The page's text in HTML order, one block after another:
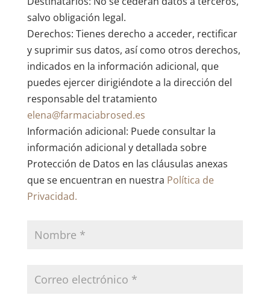
salvo obligación legal.
Derechos: Tienes derecho a acceder, rectificar
y suprimir sus datos, así como otros derechos,
indicados en la información adicional, que
puedes ejercer dirigiéndote a la dirección del
responsable del tratamiento
elena@farmaciabrosed.es
Información adicional: Puede consultar la
información adicional y detallada sobre
Protección de Datos en las cláusulas anexas
que se encuentran en nuestra Política de
Privacidad.